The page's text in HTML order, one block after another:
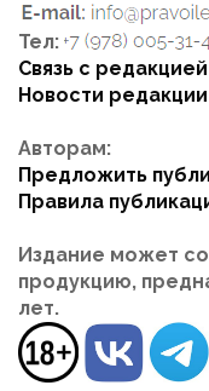
Тел:
Связь с редакцией
Новости редакции
Авторам:
Предложить
Правила
Издание может
продукцию,
лет.